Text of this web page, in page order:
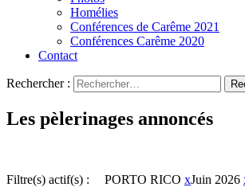
Homélies
Conférences de Carême 2021
Conférences Carême 2020
Contact
Rechercher :
Les pèlerinages annoncés
Filtre(s) actif(s) : PORTO RICO xJuin 2026